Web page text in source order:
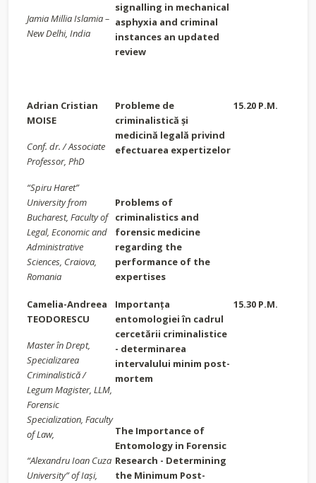
Jamia Millia Islamia –
New Delhi, India
signalling in mechanical
asphyxia and criminal
instances an updated
review
Adrian Cristian
MOISE
Conf. dr. / Associate
Professor, PhD
“Spiru Haret”
University from
Bucharest, Faculty of
Legal, Economic and
Administrative
Sciences, Craiova,
Romania
Probleme de
criminalistică şi
medicină legală privind
efectuarea expertizelor
Problems of
criminalistics and
forensic medicine
regarding the
performance of the
expertises
15.20 P.M.
Camelia-Andreea
TEODORESCU
Master în Drept,
Specializarea
Criminalistică /
Legum Magister, LLM,
Forensic
Specialization, Faculty
of Law,
“Alexandru Ioan Cuza
University” of Iași,
Importanța
entomologiei în cadrul
cercetării criminalistice
- determinarea
intervalului minim post-
mortem
The Importance of
Entomology in Forensic
Research - Determining
the Minimum Post-
15.30 P.M.